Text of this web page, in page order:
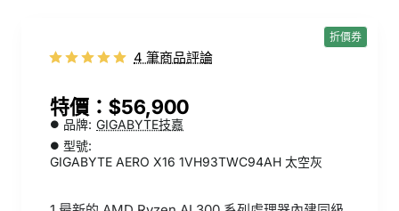
折價券
4 筆商品評論
$56,900
品牌: GIGABYTE技嘉
型號:
GIGABYTE AERO X16 1VH93TWC94AH 太空灰